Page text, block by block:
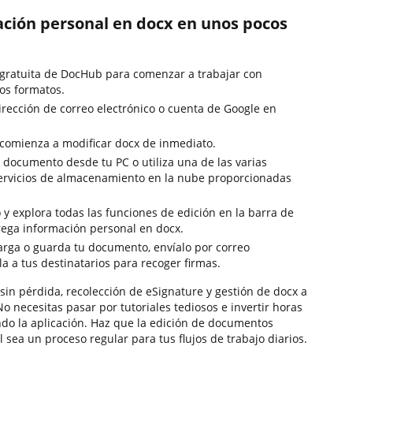
personal en docx en unos pocos
de DocHub para comenzar a trabajar con
formatos.
de correo electrónico o cuenta de Google en
a modificar docx de inmediato.
desde tu PC o utiliza una de las varias
de almacenamiento en la nube proporcionadas
explora todas las funciones de edición en la barra de
información personal en docx.
o guarda tu documento, envíalo por correo
a tus destinatarios para recoger firmas.
pérdida, recolección de eSignature y gestión de docx a
necesitas pasar por tutoriales tediosos e invertir horas
la aplicación. Haz que la edición de documentos
sea un proceso regular para tus flujos de trabajo diarios.